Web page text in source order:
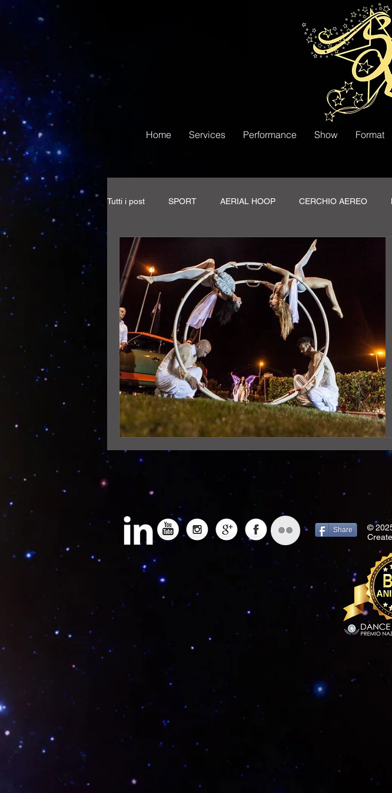
Home Services Performance Show Format
Tutti i post SPORT AERIAL HOOP CERCHIO AEREO
WORLD POLE DANCE AERIAL SPORT CUP U
AERIAL SPORT DISCIPLINE AEREE
©
Share